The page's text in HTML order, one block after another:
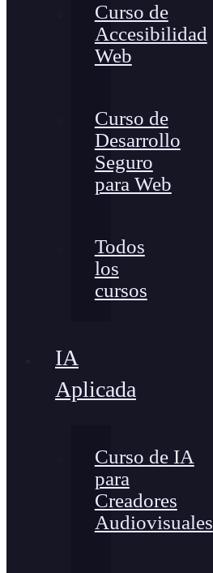
Curso de
Accesibilidad
Web
Curso de
Desarrollo
Seguro
para Web
Todos
los
cursos
IA
Aplicada
Curso de IA
para
Creadores
Audiovisuales